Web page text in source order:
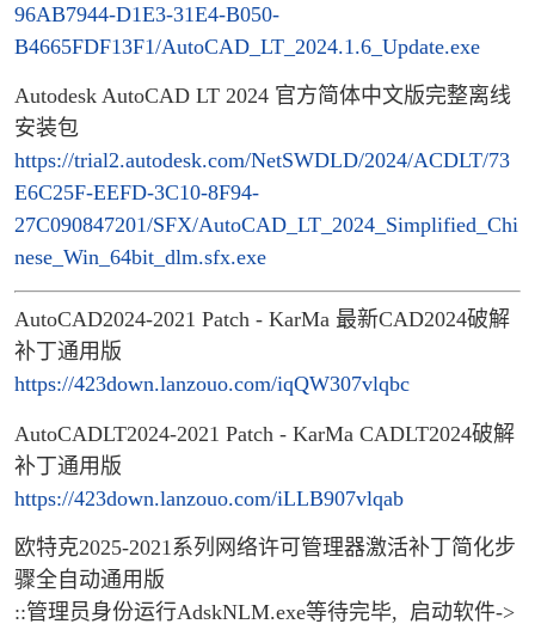
96AB7944-D1E3-31E4-B050-
B4665FDF13F1/AutoCAD_LT_2024.1.6_Update.exe
Autodesk AutoCAD LT 2024 官方简体中文版完整离线
安装包
https://trial2.autodesk.com/NetSWDLD/2024/ACDLT/73
E6C25F-EEFD-3C10-8F94-
27C090847201/SFX/AutoCAD_LT_2024_Simplified_Chi
nese_Win_64bit_dlm.sfx.exe
AutoCAD2024-2021 Patch - KarMa 最新CAD2024破解
补丁通用版
https://423down.lanzouo.com/iqQW307vlqbc
AutoCADLT2024-2021 Patch - KarMa CADLT2024破解
补丁通用版
https://423down.lanzouo.com/iLLB907vlqab
欧特克2025-2021系列网络许可管理器激活补丁简化步
骤全自动通用版
::管理员身份运行AdskNLM.exe等待完毕, 启动软件->